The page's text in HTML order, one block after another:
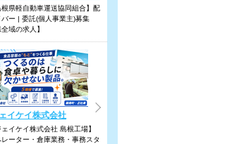
根県軽自動車運送協同組合】配
ー | 委託(個人事業主)募集
全域の求人】
イケイ株式会社
ェイケイ株式会社 島根工場】
ーター・倉庫業務・事務スタ